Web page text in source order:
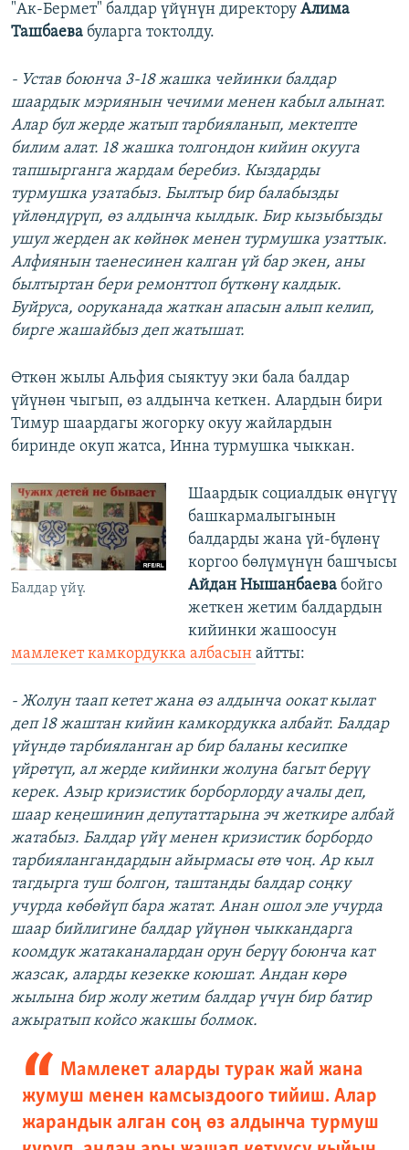
"Ак-Бермет" балдар үйүнүн директору Алима
Ташбаева буларга токтолду.
- Устав боюнча 3-18 жашка чейинки балдар
шаардык мэриянын чечими менен кабыл алынат.
Алар бул жерде жатып тарбияланып, мектепте
билим алат. 18 жашка толгондон кийин окууга
тапшырганга жардам беребиз. Кыздарды
турмушка узатабыз. Былтыр бир балабызды
үйлөндүрүп, өз алдынча кылдык. Бир кызыбызды
ушул жерден ак көйнөк менен турмушка узаттык.
Алфиянын таенесинен калган үй бар экен, аны
былтыртан бери ремонттоп бүткөнү калдык.
Буйруса, ооруканада жаткан апасын алып келип,
бирге жашайбыз деп жатышат.
Өткөн жылы Альфия сыяктуу эки бала балдар
үйүнөн чыгып, өз алдынча кеткен. Алардын бири
Тимур шаардагы жогорку окуу жайлардын
биринде окуп жатса, Инна турмушка чыккан.
Балдар үйү.
Шаардык социалдык өнүгүү
башкармалыгынын
балдарды жана үй-бүлөнү
коргоо бөлүмүнүн башчысы
Айдан Нышанбаева бойго
жеткен жетим балдардын
кийинки жашоосун
мамлекет камкордукка албасын айтты:
- Жолун таап кетет жана өз алдынча оокат кылат
деп 18 жаштан кийин камкордукка албайт. Балдар
үйүндө тарбияланган ар бир баланы кесипке
үйрөтүп, ал жерде кийинки жолуна багыт берүү
керек. Азыр кризистик борборлорду ачалы деп,
шаар кеңешинин депутаттарына эч жеткире албай
жатабыз. Балдар үйү менен кризистик борбордо
тарбиялангандардын айырмасы өтө чоң. Ар кыл
тагдырга туш болгон, таштанды балдар соңку
учурда көбөйүп бара жатат. Анан ошол эле учурда
шаар бийлигине балдар үйүнөн чыккандарга
коомдук жатаканалардан орун берүү боюнча кат
жазсак, аларды кезекке коюшат. Андан көрө
жылына бир жолу жетим балдар үчүн бир батир
ажыратып койсо жакшы болмок.
Мамлекет аларды турак жай жана
жумуш менен камсыздоого тийиш. Алар
жарандык алган соң өз алдынча турмуш